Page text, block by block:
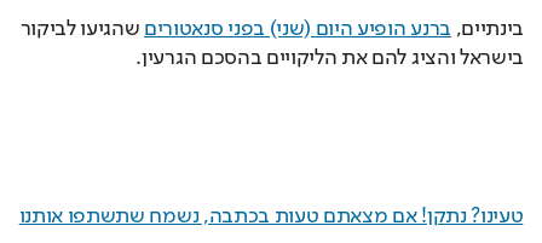
בינתיים, ברנע הופיע היום (שני) בפני סנאטורים
שהגיעו לביקור
בישראל והציג להם את הליקויים בהסכם הגרעין.
טעינו? נתקן! אם מצאתם טעות בכתבה, נשמח שתשתפו אותנו